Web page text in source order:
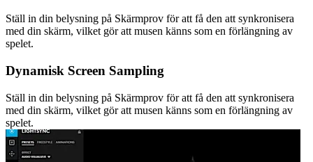
Ställ in din belysning på Skärmprov för att få den att synkronisera
med din skärm, vilket gör att musen känns som en förlängning av
spelet.
Dynamisk Screen Sampling
Ställ in din belysning på Skärmprov för att få den att synkronisera
med din skärm, vilket gör att musen känns som en förlängning av
spelet.